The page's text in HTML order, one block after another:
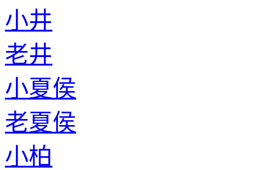
小井
老井
小夏侯
老夏侯
小柏